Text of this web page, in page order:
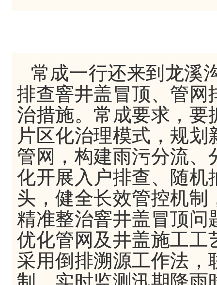
常成一行还来到龙溪
排查窨井盖冒顶、管
治措施。常成要求，
片区化治理模式，规
管网，构建雨污分流
化开展入户排查、随
头，健全长效管控机
精准整治窨井盖冒顶
优化管网及井盖施工
采用倒排溯源工作法